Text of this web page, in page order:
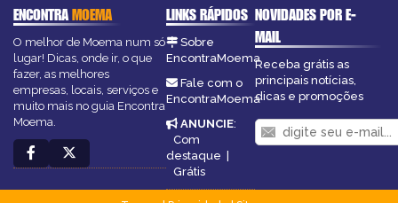
ENCONTRAMOEMA
O melhor de Moema num só
lugar! Dicas, onde ir, o que
fazer, as melhores
empresas, locais, serviços e
muito mais no guia Encontra
Moema.
LINKS RÁPIDOS
Sobre
EncontraMoema
Fale com o
EncontraMoema
ANUNCIE:
Com
destaque |
Grátis
NOVIDADES POR E-
MAIL
Receba grátis as
principais notícias,
dicas e promoções